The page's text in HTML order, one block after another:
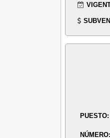
PUESTO:
NÚMERO: